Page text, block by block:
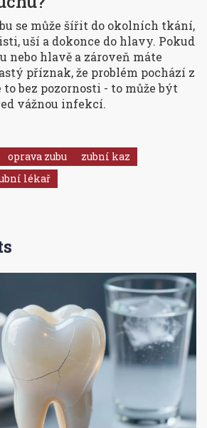
se může šířit do okolních tkání,
uší a dokonce do hlavy. Pokud
nebo hlavě a zároveň máte
příznak, že problém pochází z
bez pozornosti - to může být
vážnou infekcí.
oprava zubu
zubní kaz
lékař